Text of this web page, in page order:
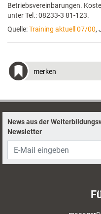
Betriebsvereinbarungen.
unter Tel.: 08233-3 81-123.
Quelle:Training aktuell 07/00,
merken
News aus der
Newsletter